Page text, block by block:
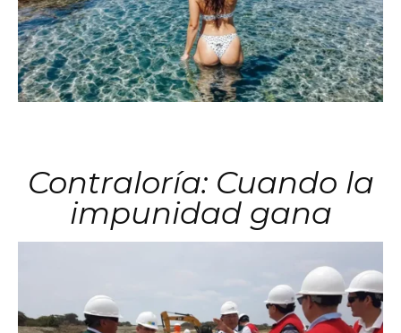
Contraloría: Cuando la
impunidad gana